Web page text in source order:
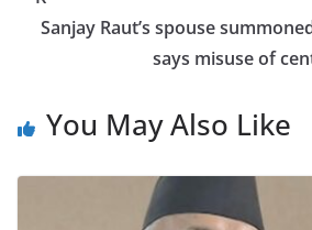
o
Sanjay Raut’s spouse
says misuse of
You May Also Like